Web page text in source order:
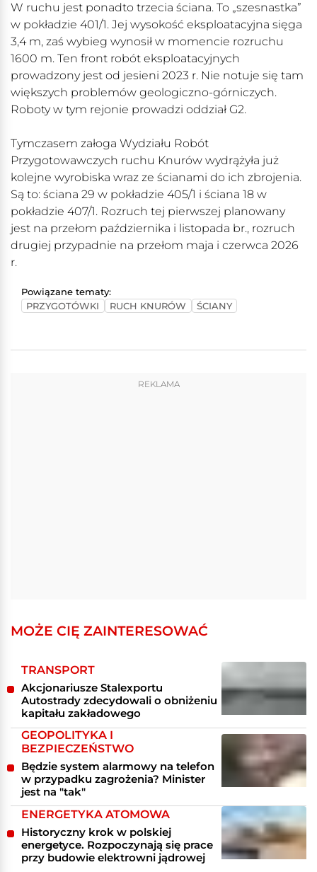
W ruchu jest ponadto trzecia ściana. To „szesnastka”
w pokładzie 401/1. Jej wysokość eksploatacyjna sięga
3,4 m, zaś wybieg wynosił w momencie rozruchu
1600 m. Ten front robót eksploatacyjnych
prowadzony jest od jesieni 2023 r. Nie notuje się tam
większych problemów geologiczno-górniczych.
Roboty w tym rejonie prowadzi oddział G2.
Tymczasem załoga Wydziału Robót
Przygotowawczych ruchu Knurów wydrążyła już
kolejne wyrobiska wraz ze ścianami do ich zbrojenia.
Są to: ściana 29 w pokładzie 405/1 i ściana 18 w
pokładzie 407/1. Rozruch tej pierwszej planowany
jest na przełom października i listopada br., rozruch
drugiej przypadnie na przełom maja i czerwca 2026
r.
Powiązane tematy:
PRZYGOTÓWKI
RUCH KNURÓW ŚCIANY
REKLAMA
MOŻE CIĘ ZAINTERESOWAĆ
TRANSPORT
Akcjonariusze Stalexportu
Autostrady zdecydowali o obniżeniu
kapitału zakładowego
GEOPOLITYKA I
BEZPIECZEŃSTWO
Będzie system alarmowy na telefon
w przypadku zagrożenia? Minister
jest na "tak"
ENERGETYKA ATOMOWA
Historyczny krok w polskiej
energetyce. Rozpoczynają się prace
przy budowie elektrowni jądrowej